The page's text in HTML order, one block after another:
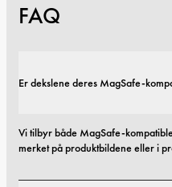
FAQ
Er dekslene deres MagSafe-
Vi tilbyr både MagSafe-
merket på produktbildene eller i